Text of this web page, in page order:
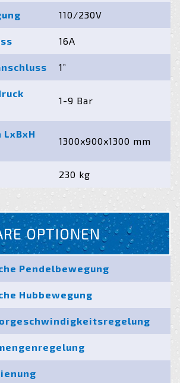
110/230V
16A
1”
1-9 Bar
1300x900x1300 mm
230 kg
OPTIONEN
Pendelbewegung
Hubbewegung